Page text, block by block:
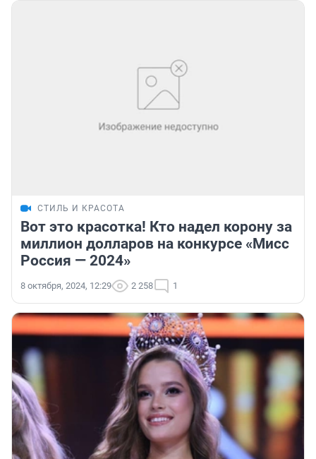
СТИЛЬ И КРАСОТА
Вот это красотка! Кто надел корону за
миллион долларов на конкурсе «Мисс
Россия — 2024»
8 октября, 2024, 12:29 2 258 1